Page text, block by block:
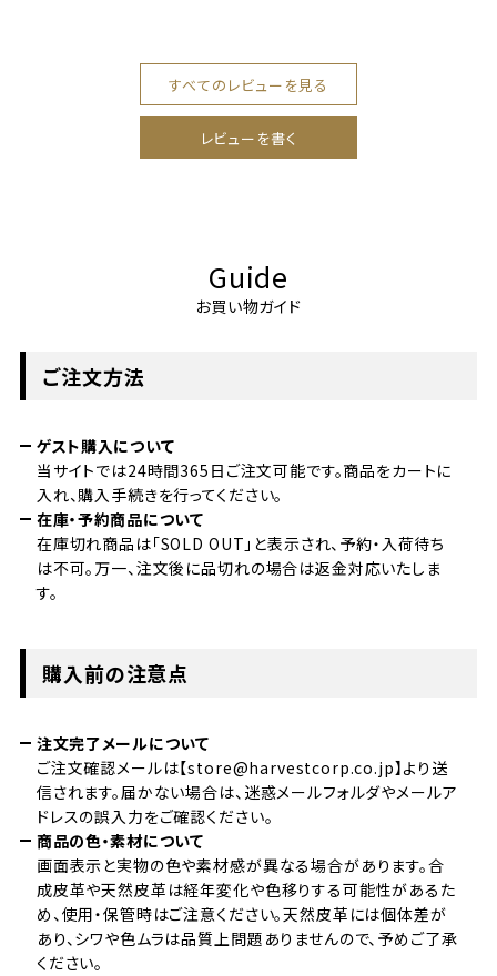
すべてのレビューを見る
レビューを書く
Guide
お買い物ガイド
ご注文方法
ゲスト購入について
当サイトでは24時間365日ご注文可能です。商品をカートに
入れ、購入手続きを行ってください。
在庫・予約商品について
在庫切れ商品は「SOLD OUT」と表示され、予約・入荷待ち
は不可。万一、注文後に品切れの場合は返金対応いたしま
す。
購入前の注意点
注文完了メールについて
ご注文確認メールは【store@harvestcorp.co.jp】より送
信されます。届かない場合は、迷惑メールフォルダやメールア
ドレスの誤入力をご確認ください。
商品の色・素材について
画面表示と実物の色や素材感が異なる場合があります。合
成皮革や天然皮革は経年変化や色移りする可能性があるた
め、使用・保管時はご注意ください。天然皮革には個体差が
あり、シワや色ムラは品質上問題ありませんので、予めご了承
ください。